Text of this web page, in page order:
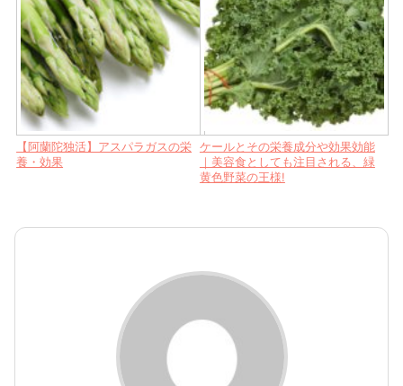
【阿蘭陀独活】アスパラガスの栄
養・効果
ケールとその栄養成分や効果効能
｜美容食としても注目される、緑
黄色野菜の王様!